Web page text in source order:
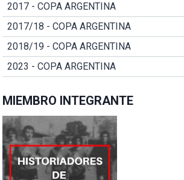
2017 - COPA ARGENTINA
2017/18 - COPA ARGENTINA
2018/19 - COPA ARGENTINA
2023 - COPA ARGENTINA
MIEMBRO INTEGRANTE